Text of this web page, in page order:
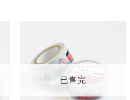
已售完